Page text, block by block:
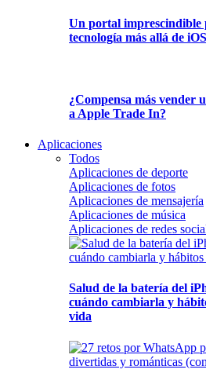
Un portal imprescindible
tecnología más allá de iOS
¿Compensa más vender
a Apple Trade In?
Aplicaciones
Todos
Aplicaciones de deporte
Aplicaciones de fotos
Aplicaciones de mensajería
Aplicaciones de música
Aplicaciones de redes
Salud de la batería del
cuándo cambiarla y
vida